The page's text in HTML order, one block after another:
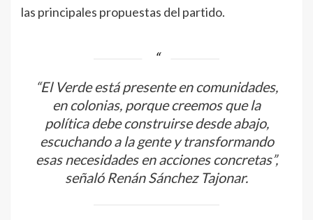
las principales propuestas del partido.
“El Verde está presente en comunidades,
en colonias, porque creemos que la
política debe construirse desde abajo,
escuchando a la gente y transformando
esas necesidades en acciones concretas”,
señaló Renán Sánchez Tajonar.